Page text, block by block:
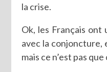
la crise.
Ok, les Français ont
avec la conjoncture,
mais ce n’est pas que